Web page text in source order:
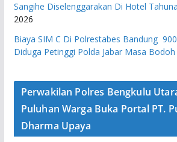
Sangihe Diselenggarakan Di Hotel
2026
Biaya SIM C Di Polrestabes Bandung
Diduga Petinggi Polda Jabar Masa Bodoh
Perwakilan Polres Bengkulu
Puluhan Warga Buka Portal PT.
Dharma Upaya